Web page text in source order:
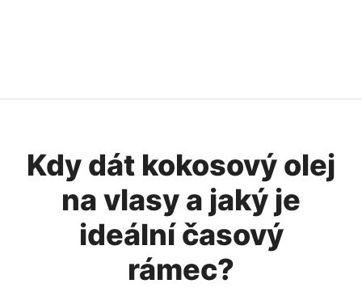
Kdy dát kokosový olej
na vlasy a jaký je
ideální časový
rámec?